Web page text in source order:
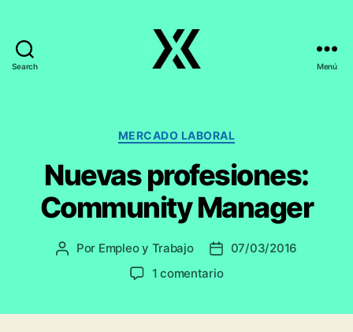
Search Menú
Categorías
MERCADO LABORAL
Nuevas profesiones:
Community Manager
Autor
Por Empleo y Trabajo
Fecha
de
07/03/2016
1 comentarioen